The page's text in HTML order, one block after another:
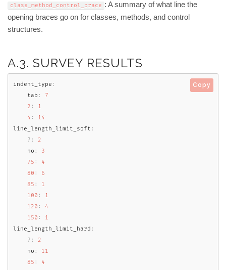
class_method_control_brace : A summary of what line the
opening braces go on for classes, methods, and control
structures.
A.3. SURVEY RESULTS
indent_type :
    tab
:
7
2 :
1
4 :
14
line_length_limit_soft :
? :
2
    no
:
3
75 :
4
80 :
6
85 :
1
100 :
1
120 :
4
150 :
1
line_length_limit_hard :
? :
2
    no
:
11
85 : 4
Copy